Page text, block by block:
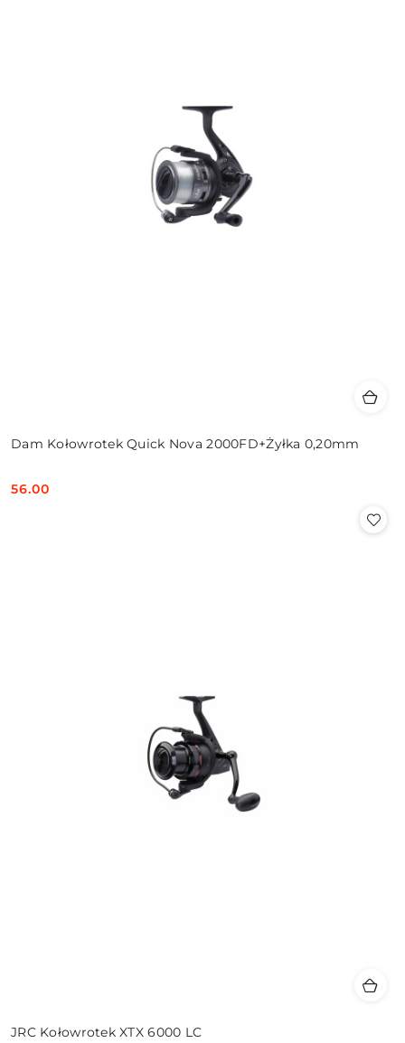
Dam Kołowrotek Quick Nova 2000FD+Żyłka 0,20mm
Cena:
56.00
JRC Kołowrotek XTX 6000 LC